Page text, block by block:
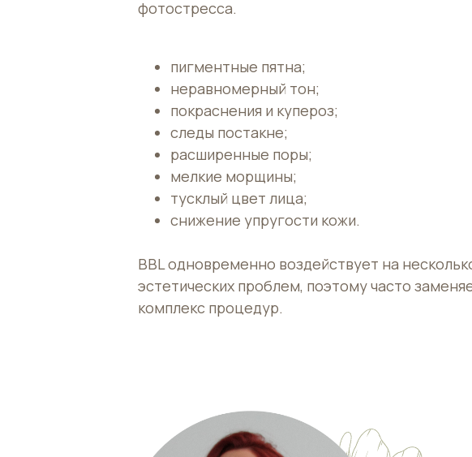
Оставьте
ДЛЯ
фотостресса.
пигментные пятна;
неравномерный тон;
покраснения и купероз;
следы постакне;
расширенные поры;
мелкие морщины;
тусклый цвет лица;
снижение упругости кожи.
BBL одновременно воздействует на
эстетических проблем, поэтому часто
комплекс процедур.